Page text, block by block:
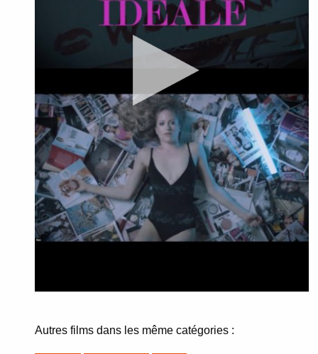
Autres films dans les même catégories :